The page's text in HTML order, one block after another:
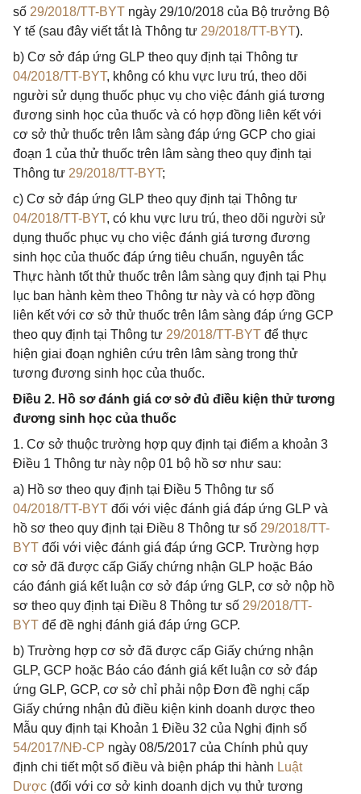
số 29/2018/TT-BYT ngày 29/10/2018 của Bộ trưởng Bộ
Y tế (sau đây viết tắt là Thông tư 29/2018/TT-BYT).
b) Cơ sở đáp ứng GLP theo quy định tại Thông tư
04/2018/TT-BYT, không có khu vực lưu trú, theo dõi
người sử dụng thuốc phục vụ cho việc đánh giá tương
đương sinh học của thuốc và có hợp đồng liên kết với
cơ sở thử thuốc trên lâm sàng đáp ứng GCP cho giai
đoạn 1 của thử thuốc trên lâm sàng theo quy định tại
Thông tư 29/2018/TT-BYT;
c) Cơ sở đáp ứng GLP theo quy định tại Thông tư
04/2018/TT-BYT, có khu vực lưu trú, theo dõi người sử
dụng thuốc phục vụ cho việc đánh giá tương đương
sinh học của thuốc đáp ứng tiêu chuẩn, nguyên tắc
Thực hành tốt thử thuốc trên lâm sàng quy định tại Phụ
lục ban hành kèm theo Thông tư này và có hợp đồng
liên kết với cơ sở thử thuốc trên lâm sàng đáp ứng GCP
theo quy định tại Thông tư 29/2018/TT-BYT để thực
hiện giai đoạn nghiên cứu trên lâm sàng trong thử
tương đương sinh học của thuốc.
Điều 2. Hồ sơ đánh giá cơ sở đủ điều kiện thử tương
đương sinh học của thuốc
1. Cơ sở thuộc trường hợp quy định tại điểm a khoản 3
Điều 1 Thông tư này nộp 01 bộ hồ sơ như sau:
a) Hồ sơ theo quy định tại Điều 5 Thông tư số
04/2018/TT-BYT đối với việc đánh giá đáp ứng GLP và
hồ sơ theo quy định tại Điều 8 Thông tư số 29/2018/TT-
BYT đối với việc đánh giá đáp ứng GCP. Trường hợp
cơ sở đã được cấp Giấy chứng nhận GLP hoặc Báo
cáo đánh giá kết luận cơ sở đáp ứng GLP, cơ sở nộp hồ
sơ theo quy định tại Điều 8 Thông tư số 29/2018/TT-
BYT để đề nghị đánh giá đáp ứng GCP.
b) Trường hợp cơ sở đã được cấp Giấy chứng nhận
GLP, GCP hoặc Báo cáo đánh giá kết luận cơ sở đáp
ứng GLP, GCP, cơ sở chỉ phải nộp Đơn đề nghị cấp
Giấy chứng nhận đủ điều kiện kinh doanh dược theo
Mẫu quy định tại Khoản 1 Điều 32 của Nghị định số
54/2017/NĐ-CP ngày 08/5/2017 của Chính phủ quy
định chi tiết một số điều và biện pháp thi hành Luật
Dược (đối với cơ sở kinh doanh dịch vụ thử tương